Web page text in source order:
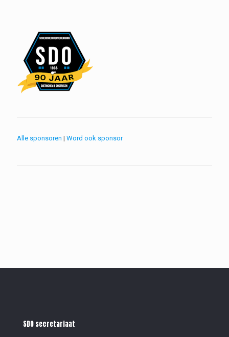
Alle sponsoren | Word ook sponsor
SDO secretariaat